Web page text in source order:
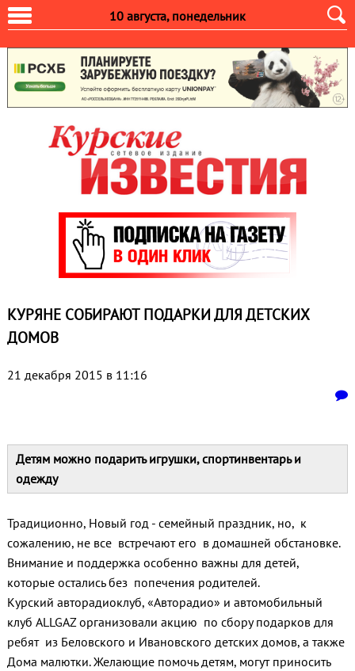
10 августа, понедельник
КУРЯНЕ СОБИРАЮТ ПОДАРКИ ДЛЯ ДЕТСКИХ
ДОМОВ
21 декабря 2015 в 11:16
Детям можно подарить игрушки, спортинвентарь и
одежду
Традиционно, Новый год - семейный праздник, но, к
сожалению, не все встречают его в домашней обстановке.
Внимание и поддержка особенно важны для детей,
которые остались без попечения родителей.
Курский авторадиоклуб, «Авторадио» и автомобильный
клуб ALLGAZ организовали акцию по сбору подарков для
ребят из Беловского и Ивановского детских домов, а также
Дома малютки. Желающие помочь детям, могут приносить